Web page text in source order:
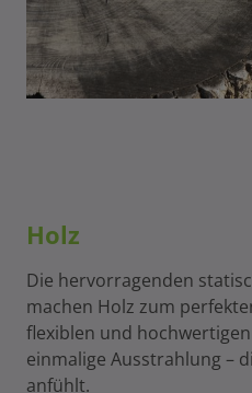
Holz
Die hervorragenden
machen Holz zum
flexiblen und
einmalige Ausstrahlung –
anfühlt.